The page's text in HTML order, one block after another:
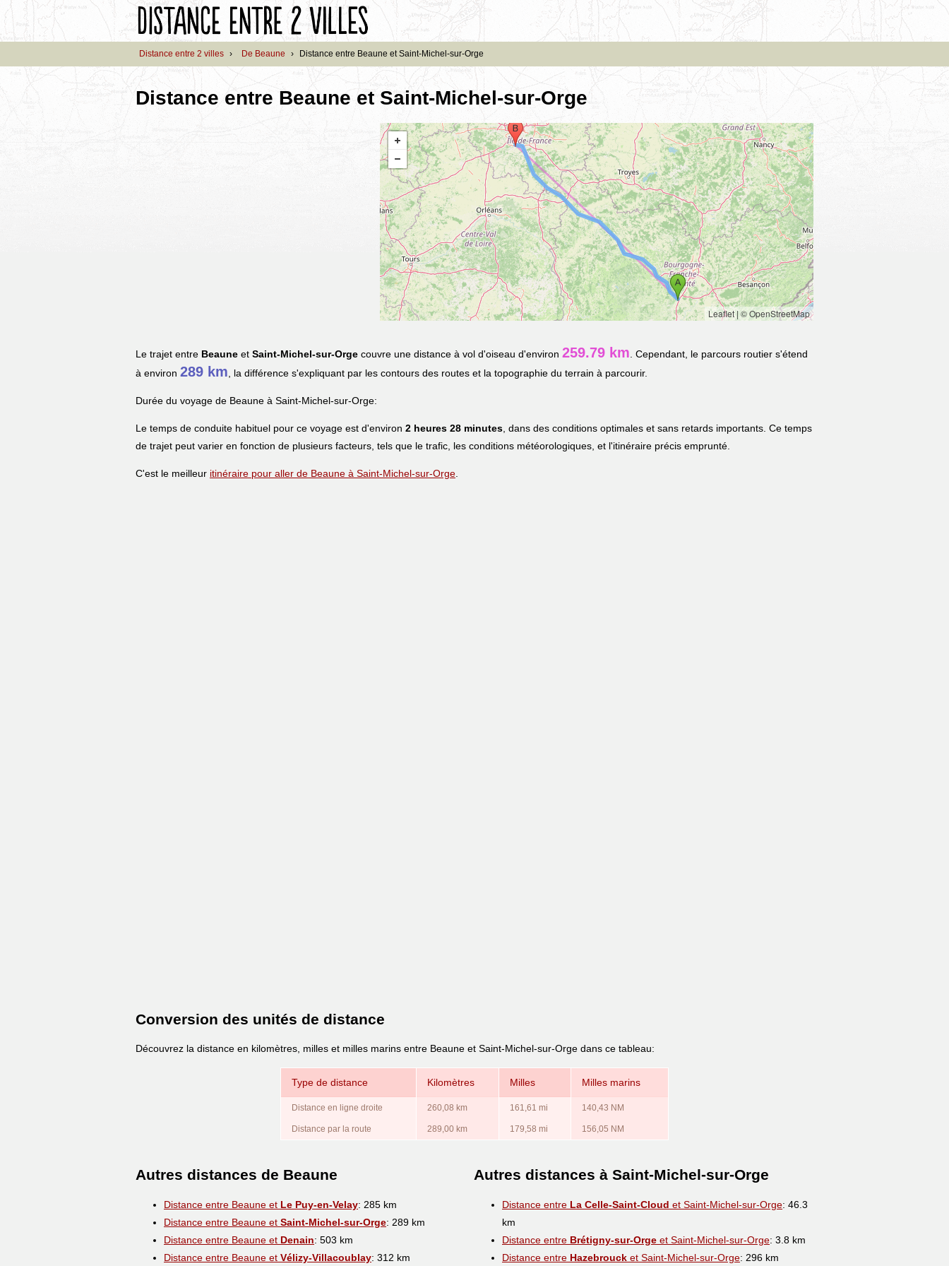
Distance entre 2 villes › De Beaune › Distance entre Beaune et Saint-Michel-sur-Orge
Distance entre Beaune et Saint-Michel-sur-Orge
Leaflet|© OpenStreetMap
Le trajet entre Beaune et Saint-Michel-sur-Orge couvre une distance à vol d'oiseau d'environ 259.79 km . Cependant, le parcours routier s'étend
à environ 289 km , la différence s'expliquant par les contours des routes et la topographie du terrain à parcourir.
Durée du voyage de Beaune à Saint-Michel-sur-Orge:
Le temps de conduite habituel pour ce voyage est d'environ 2 heures 28 minutes , dans des conditions optimales et sans retards importants. Ce temps
de trajet peut varier en fonction de plusieurs facteurs, tels que le trafic, les conditions météorologiques, et l'itinéraire précis emprunté.
C'est le meilleur itinéraire pour aller de Beaune à Saint-Michel-sur-Orge
Conversion des unités de distance
Découvrez la distance en kilomètres, milles et milles marins entre Beaune et Saint-Michel-sur-Orge dans ce tableau:
Type de distance Kilomètres Milles Milles marins
Distance en ligne droite 260,08 km 161,61 mi 140,43 NM
Distance par la route 289,00 km 179,58 mi 156,05 NM
Autres distances de Beaune
Distance entre Beaune et Le Puy-en-Velay: 285 km
Distance entre Beaune et Saint-Michel-sur-Orge: 289 km
Distance entre Beaune et Denain: 503 km
Distance entre Beaune et Vélizy-Villacoublay: 312 km
Autres distances à Saint-Michel-sur-Orge
Distance entre La Celle-Saint-Cloud et Saint-Michel-sur-Orge: 46.3
km
Distance entre Brétigny-sur-Orge et Saint-Michel-sur-Orge: 3.8 km
Distance entre Hazebrouck et Saint-Michel-sur-Orge: 296 km